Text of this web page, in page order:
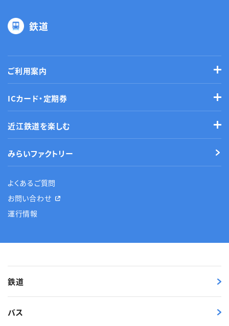
鉄道
ご利用案内
ICカード・定期券
近江鉄道を楽しむ
みらいファクトリー
よくあるご質問
お問い合わせ
運行情報
鉄道
バス